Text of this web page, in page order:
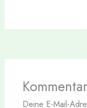
Deine E-Mail-